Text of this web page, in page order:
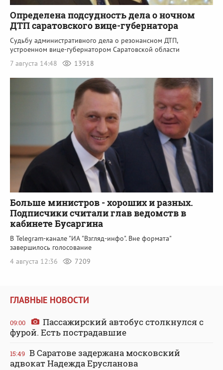
Определена подсудность дела о ночном
ДТП саратовского вице-губернатора
Судьбу административного дела о резонансном ДТП,
устроенном вице-губернатором Саратовской области
7 августа 14:48
13918
Больше министров - хороших и разных.
Подписчики считали глав ведомств в
кабинете Бусаргина
В Telegram-канале "ИА "Взгляд-инфо". Вне формата"
завершилось голосование
4 августа 12:36
7209
ГЛАВНЫЕ НОВОСТИ
09:00
Пассажирский автобус столкнулся с
фурой. Есть пострадавшие
15:49 В Саратове задержана московский
адвокат Надежда Ерусланова